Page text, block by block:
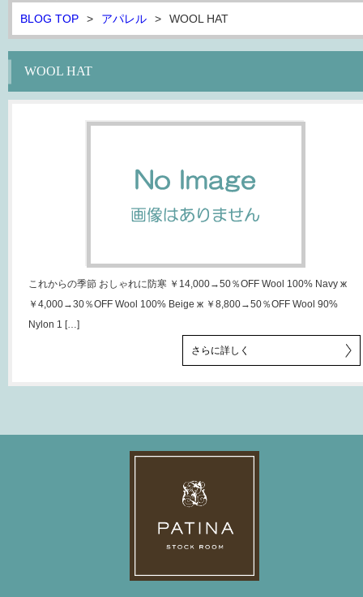
BLOG TOP
> アパレル > WOOL HAT
WOOL HAT
これからの季節 おしゃれに防寒 ￥14,000→50％OFF Wool 100% Navy ж
￥4,000→30％OFF Wool 100% Beige ж ￥8,800→50％OFF Wool 90%
Nylon 1 […]
さらに詳しく